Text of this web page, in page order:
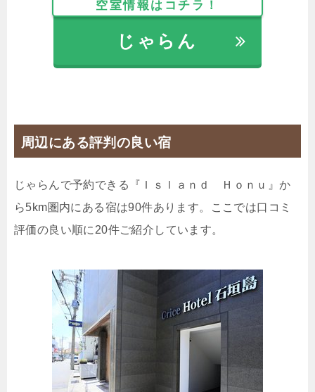
1泊大人1名合計（税込）
女性専用ドミトリー 13時チェックアウトのんびり
プラン
女性専用ドミトリー
大人1名 合計（税込）
3,000円
空室情報はコチラ！
じゃらん
周辺にある評判の良い宿
じゃらんで予約できる『Ｉｓｌａｎｄ Ｈｏｎｕ』か
ら5km圏内にある宿は90件あります。ここでは口コミ
評価の良い順に20件ご紹介しています。